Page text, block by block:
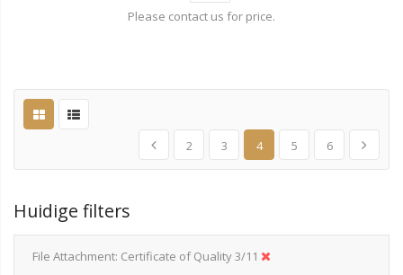
Please contact us for price.
2 3 4 5 6
Huidige filters
File Attachment Certificate of Quality 3/11